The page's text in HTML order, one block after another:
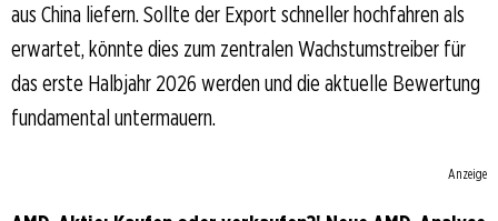
aus China liefern. Sollte der Export schneller hochfahren als
erwartet, könnte dies zum zentralen Wachstumstreiber für
das erste Halbjahr 2026 werden und die aktuelle Bewertung
fundamental untermauern.
Anzeige